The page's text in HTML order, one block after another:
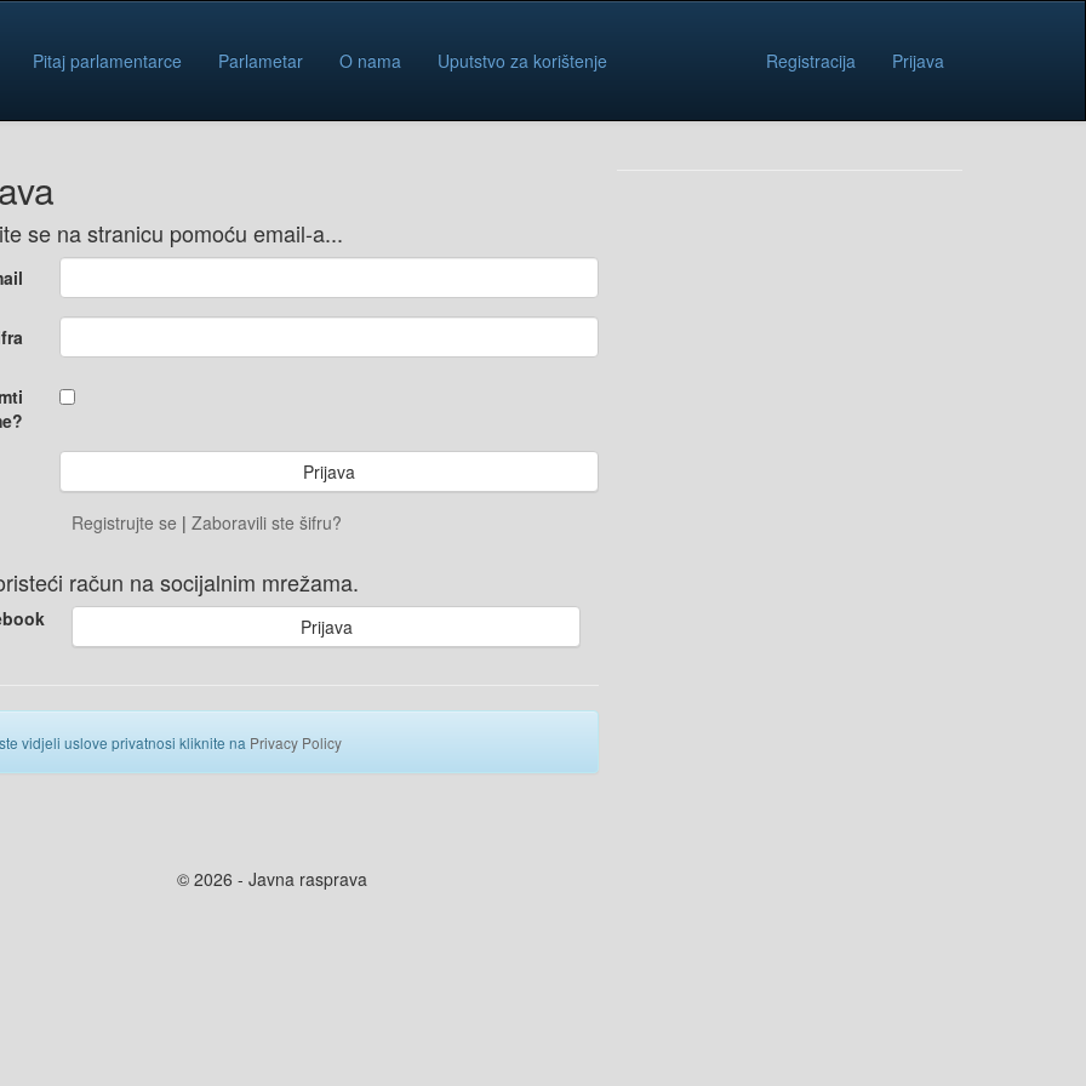
Pitaj parlamentarce Parlametar O nama Uputstvo za korištenje Registracija Prijava
se na stranicu pomoću email-a...
Registrujte se | Zaboravili ste šifru?
račun na socijalnim mrežama.
Prijava
vidjeli uslove privatnosi kliknite na Privacy Policy
© 2026 - Javna rasprava